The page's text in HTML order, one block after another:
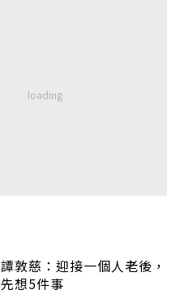
譚敦慈：迎接一個人老後，
先想5件事